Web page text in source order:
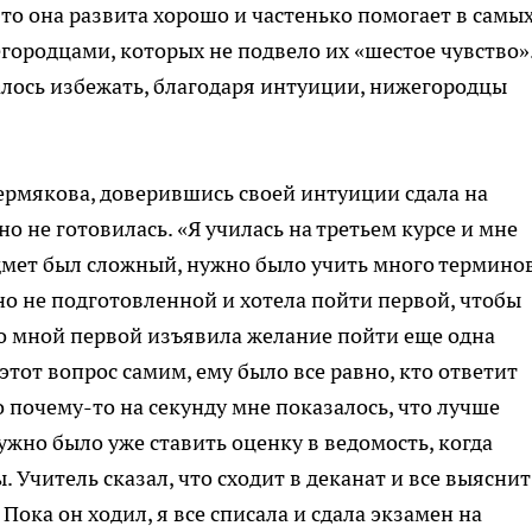
она развита хорошо и частенько помогает в
которых не подвело их «шестое
избежать, благодаря интуиции, нижегородцы
доверившись своей интуиции сдала на
не готовилась. «Я училась на третьем курсе и мне
был сложный, нужно было учить много
не подготовленной и хотела пойти первой, чтобы
мной первой изъявила желание пойти еще одна
вопрос самим, ему было все равно, кто ответит
то на секунду мне показалось, что лучше
было уже ставить оценку в ведомость, когда
сказал, что сходит в деканат и все
он ходил, я все списала и сдала экзамен на